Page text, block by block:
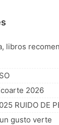
2021
París 2020
à Paris 2019
libros
2026
RUIDO DE
gusto verte